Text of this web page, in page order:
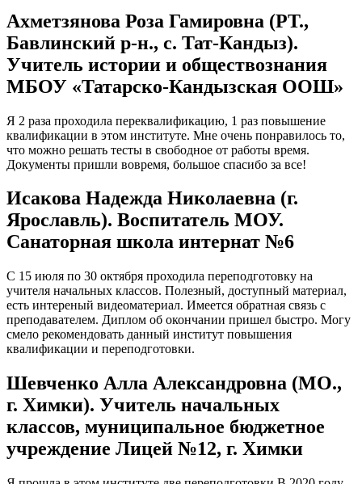
Ахметзянова Роза Гамировна (РТ.,
Бавлинский р-н., с. Тат-Кандыз).
Учитель истории и обществознания
МБОУ «Татарско-Кандызская ООШ»
Я 2 раза проходила переквалификацию, 1 раз повышение
квалификации в этом институте. Мне очень понравилось то,
что можно решать тесты в свободное от работы время.
Документы пришли вовремя, большое спасибо за все!
Исакова Надежда Николаевна (г.
Ярославль). Воспитатель МОУ.
Санаторная школа интернат №6
С 15 июля по 30 октября проходила переподготовку на
учителя начальных классов. Полезный, доступный материал,
есть интереный видеоматериал. Имеется обратная связь с
преподавателем. Диплом об окончании пришел быстро. Могу
смело рекомендовать данный институт повышения
квалификации и переподготовки.
Шевченко Алла Александровна (МО.,
г. Химки). Учитель начальных
классов, муниципальное бюджетное
учреждение Лицей №12, г. Химки